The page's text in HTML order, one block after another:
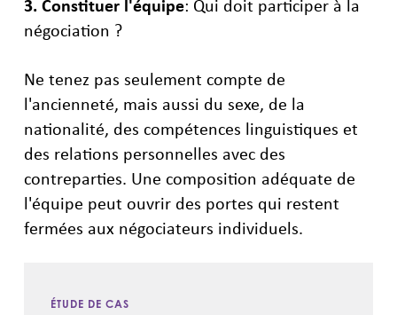
négociation ?
Ne tenez pas seulement compte de
l'ancienneté, mais aussi du sexe, de la
nationalité, des compétences linguistiques et
des relations personnelles avec des
contreparties. Une composition adéquate de
l'équipe peut ouvrir des portes qui restent
fermées aux négociateurs individuels.
ÉTUDE DE CAS